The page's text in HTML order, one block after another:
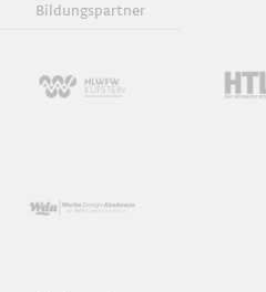
Bildungspartner